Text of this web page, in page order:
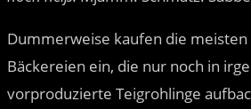
Dummerweise kaufen die meisten
Bäckereien ein, die nur noch in
vorproduzierte Teigrohlinge